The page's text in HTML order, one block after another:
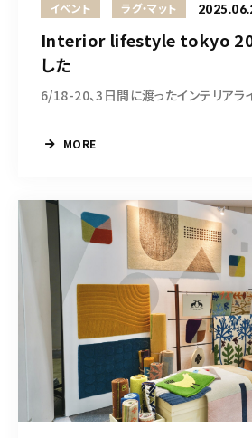
イベント ラグ・マット
Interior lifestyle tokyo
した
6/18-20、3日間に渡ったインテリアラ
MORE
お問い合わせは